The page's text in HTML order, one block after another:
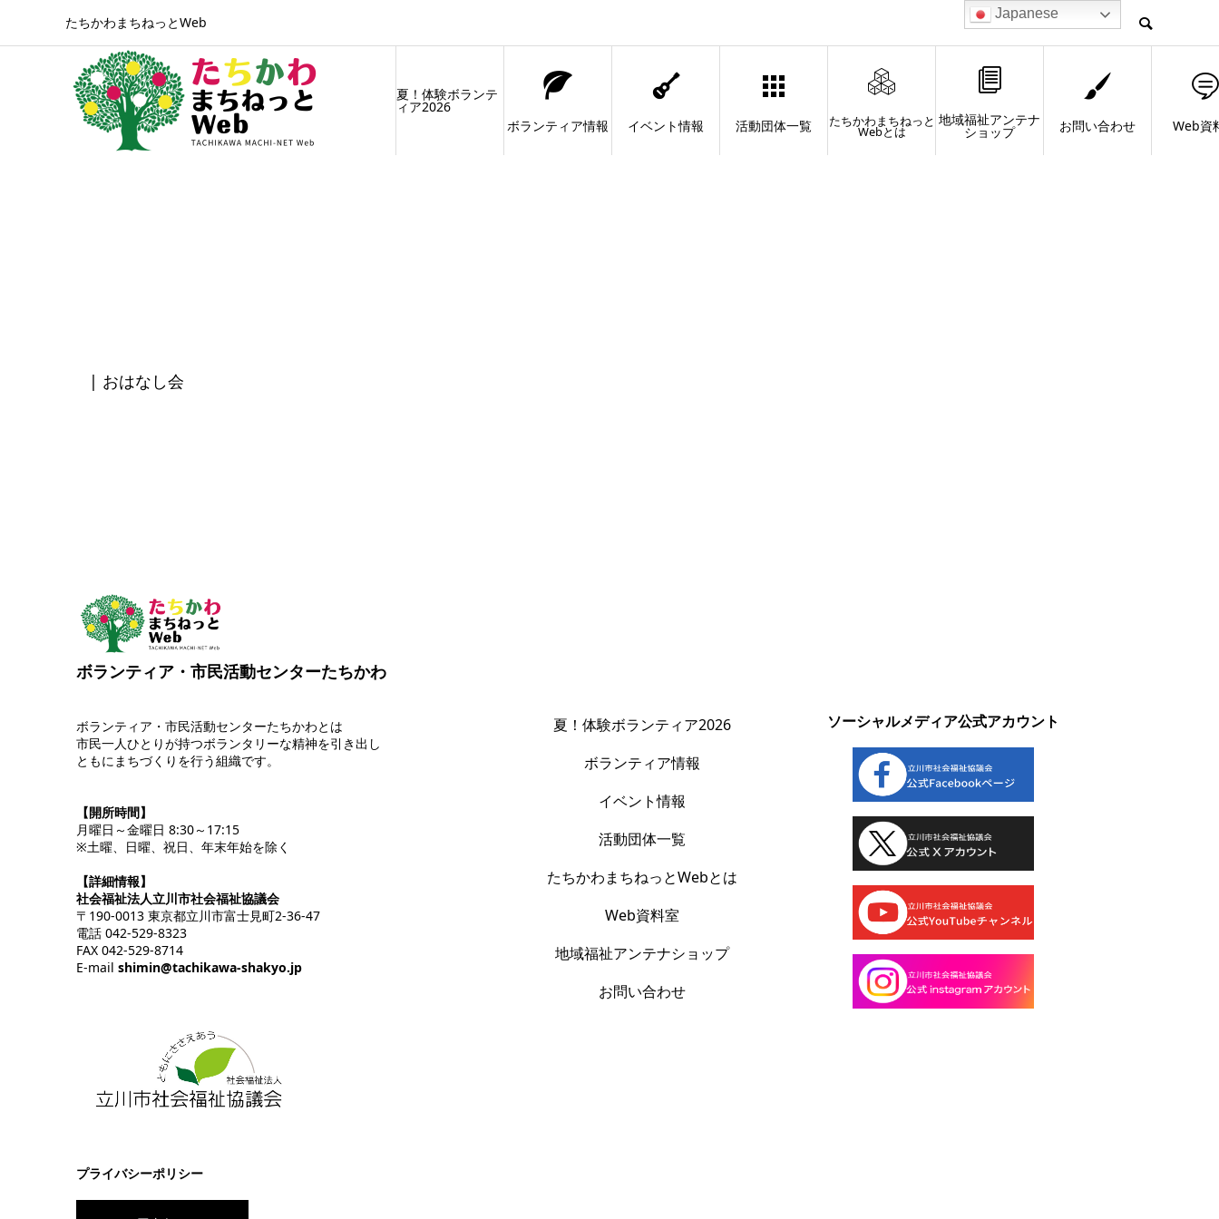
たちかわまちねっとWeb
夏！体験ボランテ
ィア2026
ボランティア情報
イベント情報 活動団体一覧 たちかわまちねっと
Webとは
地域福祉アンテナ
ショップ お問い合わせ Web資
| おはなし会
ボランティア・市民活動センターたちかわ
ボランティア・市民活動センターたちかわとは
市民一人ひとりが持つボランタリーな精神を引き出し
ともにまちづくりを行う組織です。
【開所時間】
月曜日～金曜日 8:30～17:15
※土曜、日曜、祝日、年末年始を除く
【詳細情報】
社会福祉法人立川市社会福祉協議会
〒190-0013 東京都立川市富士見町2-36-47
電話 042-529-8323
FAX 042-529-8714
E-mail shimin@tachikawa-shakyo.jp
プライバシーポリシー
夏！体験ボランティア2026
ボランティア情報
イベント情報
活動団体一覧
たちかわまちねっとWebとは
Web資料室
地域福祉アンテナショップ
お問い合わせ
ソーシャルメディア公式アカウント
Japanese